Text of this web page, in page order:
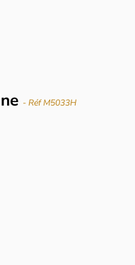
- Réf M5033H